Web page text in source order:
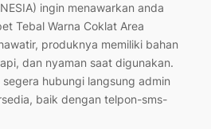
ingin menawarkan anda
Tebal Warna Coklat Area
produknya memiliki bahan
dan nyaman saat digunakan.
hubungi langsung admin
baik dengan telpon-sms-